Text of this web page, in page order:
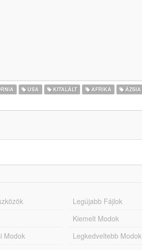
USA KITALÁLT AFRIKA ÁZSIA
Modok
Legújabb Fájlok
Kiemelt Modok
Legkedveltebb Modok